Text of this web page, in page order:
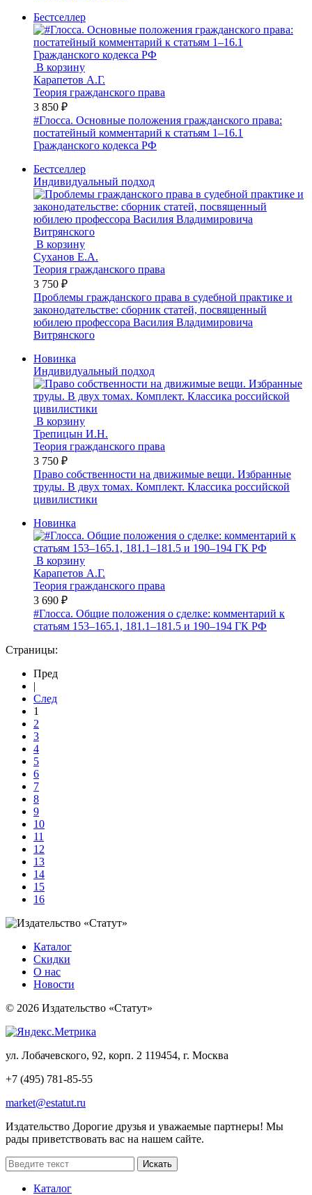
Бестселлер
В корзину
Карапетов А.Г.
Теория гражданского права
3 850 ₽
#Глосса. Основные положения гражданского права:
постатейный комментарий к статьям 1–16.1
Гражданского кодекса РФ
Бестселлер
Индивидуальный подход
В корзину
Суханов Е.А.
Теория гражданского права
3 750 ₽
Проблемы гражданского права в судебной практике и
законодательстве: сборник статей, посвященный
юбилею профессора Василия Владимировича
Витрянского
Новинка
Индивидуальный подход
В корзину
Трепицын И.Н.
Теория гражданского права
3 750 ₽
Право собственности на движимые вещи. Избранные
труды. В двух томах. Комплект. Классика российской
цивилистики
Новинка
В корзину
Карапетов А.Г.
Теория гражданского права
3 690 ₽
#Глосса. Общие положения о сделке: комментарий к
статьям 153–165.1, 181.1–181.5 и 190–194 ГК РФ
Страницы:
Пред
|
След
1
2
3
4
5
6
7
8
9
10
11
12
13
14
15
16
Каталог
Скидки
О нас
Новости
© 2026 Издательство «Статут»
ул. Лобачевского, 92, корп. 2 119454, г. Москва
+7 (495) 781-85-55
market@estatut.ru
Издательство Дорогие друзья и уважаемые партнеры! Мы
рады приветствовать вас на нашем сайте.
Каталог